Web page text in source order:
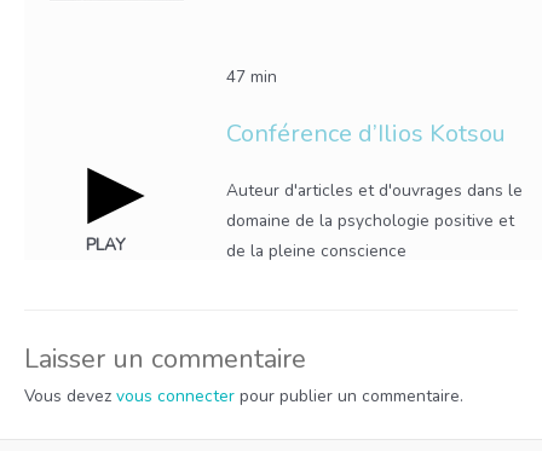
47 min
Auteur d'articles et d'ouvrages dans le
domaine de la psychologie positive et
de la pleine conscience
Conférence d’Ilios Kotsou
PLAY
Laisser un commentaire
Vous devez vous connecter pour publier un commentaire.